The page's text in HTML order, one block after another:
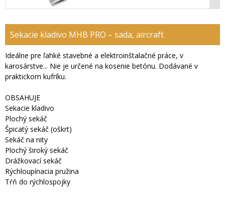
Sekacie kladivo MHB PRO – sada, aircraft
Ideálne pre ľahké stavebné a elektroinštalačné práce, v
karosárstve... Nie je určené na kosenie betónu. Dodávané v
praktickom kufríku.
OBSAHUJE
Sekacie kladivo
Plochý sekáč
Špicatý sekáč (oškrt)
Sekáč na nity
Plochý široký sekáč
Drážkovací sekáč
Rýchloupínacia pružina
Tŕň do rýchlospojky